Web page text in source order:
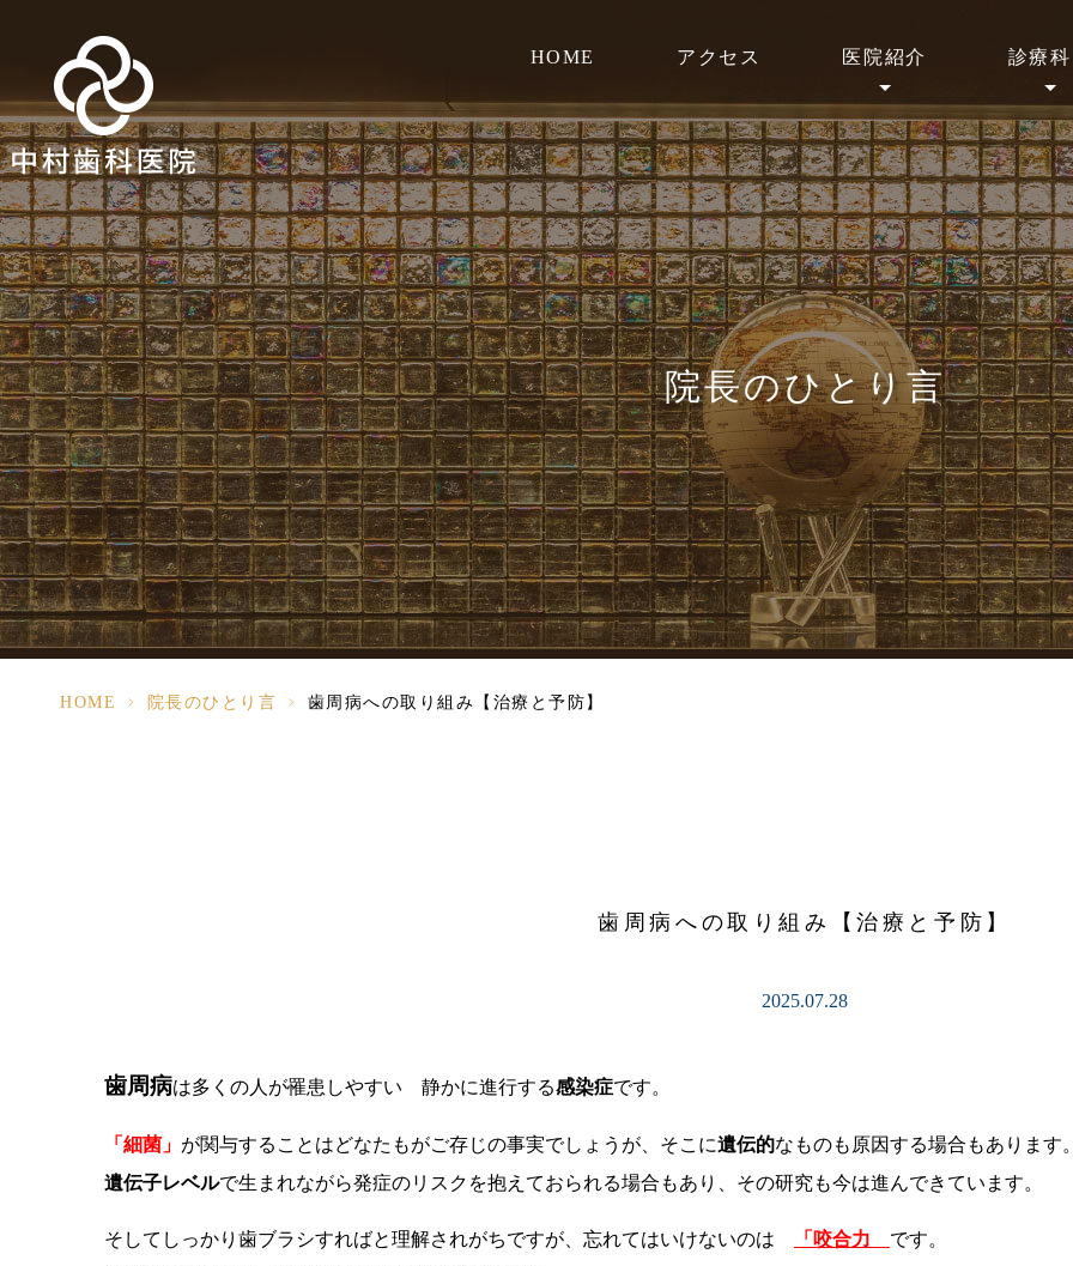
HOME アクセス 医院紹介 診療科
院長のひとり言
HOME > 院長のひとり言 > 歯周病への取り組み【治療と予防】
歯周病への取り組み【治療と予防】
2025.07.28
歯周病は多くの人が罹患しやすい 静かに進行する感染症です。
「細菌」 が関与することはどなたもがご存じの事実でしょうが、そこに遺伝的なものも原因する場合もあります。
遺伝子レベルで生まれながら発症のリスクを抱えておられる場合もあり、その研究も今は進んできています。
そしてしっかり歯ブラシすればと理解されがちですが、忘れてはいけないのは 「咬合力 です。